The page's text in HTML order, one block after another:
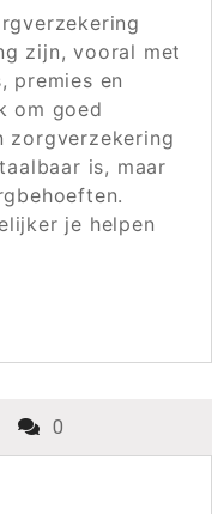
zijn, vooral met
premies en
om goed
zorgverzekering
is, maar
je helpen
0